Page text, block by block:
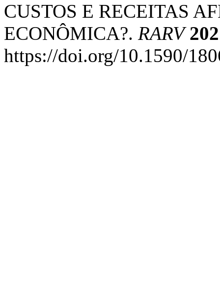
CUSTOS E RECEITAS
ECONÔMICA?. RARV
https://doi.org/10.1590/